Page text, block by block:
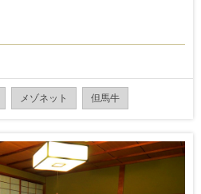
メゾネット 但馬牛